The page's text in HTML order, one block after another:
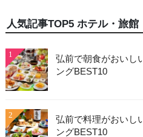
人気記事TOP5 ホテル・旅館
1
弘前で朝食がおいし
ングBEST10
2
弘前で料理がおいし
ングBEST10